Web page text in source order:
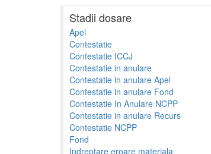
Stadii dosare
Apel
Contestatie
Contestatie ICCJ
Contestatie in anulare
Contestatie in anulare Apel
Contestatie in anulare Fond
Contestatie In Anulare NCPP
Contestatie in anulare Recurs
Contestatie NCPP
Fond
Indreptare eroare materiala